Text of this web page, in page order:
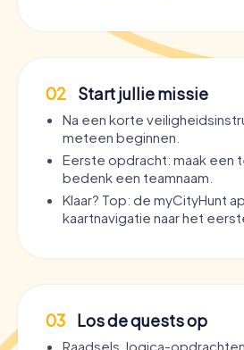
02 Start jullie missie
Na een korte
meteen beginnen.
Eerste opdracht: maak een
bedenk een teamnaam.
Klaar? Top: de myCityHunt
kaartnavigatie naar het
03 Los de quests op
Raadsels, logica-